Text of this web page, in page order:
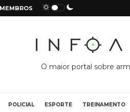
O maior portal sobre
POLICIAL ESPORTE TREINAMENTO